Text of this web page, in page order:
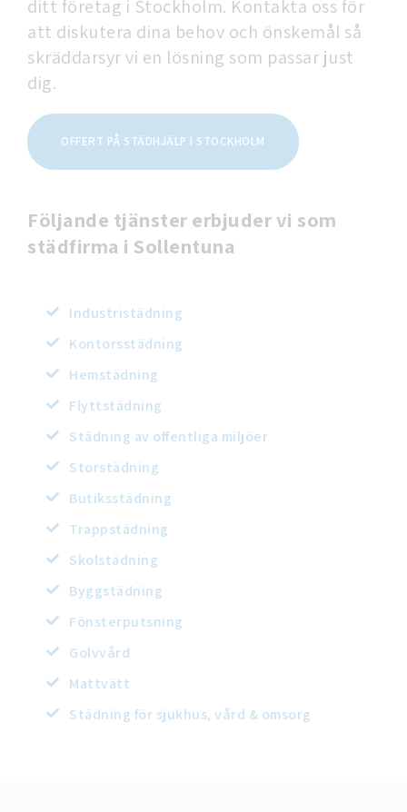
ditt företag i Stockholm. Kontakta oss för
att diskutera dina behov och önskemål så
skräddarsyr vi en lösning som passar just
dig.
OFFERT PÅ STÄDHJÄLP I STOCKHOLM
Följande tjänster erbjuder vi som
städfirma i Sollentuna
Industristädning
Kontorsstädning
Hemstädning
Flyttstädning
Städning av offentliga miljöer
Storstädning
Butiksstädning
Trappstädning
Skolstädning
Byggstädning
Fönsterputsning
Golvvård
Mattvätt
Städning för sjukhus, vård & omsorg